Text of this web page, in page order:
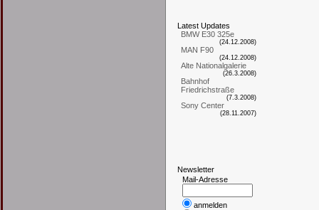
L atest Updates
BMW E30 325e
(24.12.2008)
MAN F90
(24.12.2008)
Alte Nationalgalerie
(26.3.2008)
Bahnhof
Friedrichstraße
(7.3.2008)
Sony Center
(28.11.2007)
Newsletter
Mail-Adresse
anmelden